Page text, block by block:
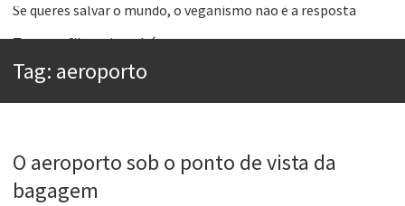
Tem que filmar isso daí
Aprender a fracassar é o segredo do sucesso
Esse tal de Rock Gaúcho
Os causos de Jorge Luis Borges
Tag: aeroporto
O aeroporto sob o ponto de vista da
bagagem